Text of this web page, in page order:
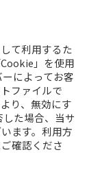
て利用するた
」を使用
によってお客
ファイルで
り、無効にす
た場合、当サ
ます。利用方
確認くださ